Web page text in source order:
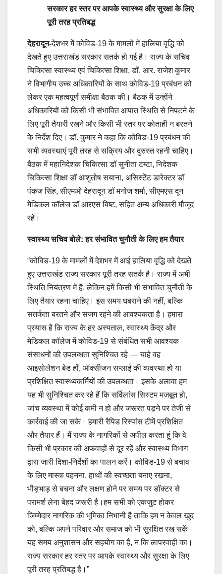
सरकार हर स्तर पर आपके स्वास्थ्य और सुरक्षा के लिए
पूरी तरह प्रतिबद्ध
देहरादून-देशभर में कोविड-19 के मामलों में हालिया वृद्धि को
देखते हुए उत्तराखंड सरकार सतर्क हो गई है। राज्य के सचिव
चिकित्सा स्वास्थ्य एवं चिकित्सा शिक्षा, डॉ. आर. राजेश कुमार
ने विभागीय उच्च अधिकारियों के साथ कोविड-19 प्रबंधन को
लेकर एक महत्वपूर्ण समीक्षा बैठक की। बैठक में उन्होंने
अधिकारियों को किसी भी संभावित आपात स्थिति से निपटने के
लिए पूरी तैयारी रखने और किसी भी स्तर पर कोताही न बरतने
के निर्देश दिए। डॉ. कुमार ने कहा कि कोविड-19 प्रबंधन की
सभी व्यवस्थाएं पूरी तरह से सक्रिय और दुरुस्त रहनी चाहिए।
बैठक में महानिदेशक चिकित्सा डॉ सुनीता टम्टा, निदेशक
चिकित्सा शिक्षा डॉ आशुतोष सयाना, असिस्टेंट डारेक्टर डॉ
पंकज सिंह, सीएमओ देहरादून डॉ मनोज शर्मा, सीएमएस दून
मेडिकल कॉलेज डॉ आरएस बिष्ट, सहित अन्य अधिकारी मौजूद
रहे।
स्वास्थ्य सचिव बोले: हर संभावित चुनौती के लिए हम तैयार
“कोविड-19 के मामलों में देशभर में आई हालिया वृद्धि को देखते
हुए उत्तराखंड राज्य सरकार पूरी तरह सतर्क है। राज्य में अभी
स्थिति नियंत्रण में है, लेकिन हमें किसी भी संभावित चुनौती के
लिए तैयार रहना चाहिए। इस समय घबराने की नहीं, बल्कि
सतर्कता बरतने और सजग रहने की आवश्यकता है। हमारा
प्रयास है कि राज्य के हर अस्पताल, स्वास्थ्य केंद्र और
मेडिकल कॉलेज में कोविड-19 से संबंधित सभी आवश्यक
संसाधनों की उपलब्धता सुनिश्चित रहे — चाहे वह
आइसोलेशन बेड हों, ऑक्सीजन सप्लाई की व्यवस्था हो या
प्रशिक्षित स्वास्थ्यकर्मियों की उपलब्धता। इसके अलावा हम
यह भी सुनिश्चित कर रहे हैं कि सर्विलांस सिस्टम मजबूत हो,
जांच व्यवस्था में कोई कमी न हो और जरूरत पड़ने पर तेजी से
कार्रवाई की जा सके। हमारी रैपिड रिस्पांस टीमें प्रशिक्षित
और तैयार हैं। मैं राज्य के नागरिकों से अपील करता हूं कि वे
किसी भी प्रकार की अफवाहों से दूर रहें और स्वास्थ्य विभाग
द्वारा जारी दिशा-निर्देशों का पालन करें। कोविड-19 से बचाव
के लिए मास्क पहनना, हाथों की स्वच्छता बनाए रखना,
भीड़भाड़ से बचना और लक्षण होने पर समय पर डॉक्टर से
परामर्श लेना बेहद जरूरी है।हम सभी को एकजुट होकर
जिम्मेदार नागरिक की भूमिका निभानी है ताकि हम न केवल खुद
को, बल्कि अपने परिवार और समाज को भी सुरक्षित रख सकें।
यह समय अनुशासन और सहयोग का है, न कि लापरवाही का।
राज्य सरकार हर स्तर पर आपके स्वास्थ्य और सुरक्षा के लिए
पूरी तरह प्रतिबद्ध है।”